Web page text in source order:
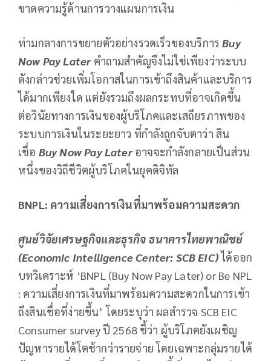
ขาดความรู้ด้านการวางแผนการเงิน
ท่ามกลางการขยายตัวอย่างรวดเร็วของบริการ Buy
Now Pay Laterคำถามสำคัญจึงไม่ใช่เพียงว่าระบบ
ดังกล่าวช่วยเพิ่มโอกาสในการเข้าถึงสินค้าและบริการ
ได้มากเพียงใด แต่ยังรวมถึงผลกระทบที่อาจเกิดขึ้น
ต่อวินัยทางการเงินของผู้บริโภคและเสถียรภาพของ
ระบบการเงินในระยะยาว ที่กำลังถูกจับตาว่า สิน
เชื่อ Buy Now Pay Laterอาจจะกำลังกลายเป็นส่วน
หนึ่งของวิถีชีวิตผู้บริโภคในยุคดิจิทัล
BNPL: ความเสี่ยงการเงินที่มาพร้อมความสะดวก
ศูนย์วิจัยเศรษฐกิจและธุรกิจ ธนาคารไทยพาณิชย์
(Economic Intelligence Center: SCB EIC)ได้ออก
บทวิเคราะห์ ‘BNPL (Buy Now Pay Later) or Be NPL
: ความเสี่ยงการเงินที่มาพร้อมความสะดวกในการเข้า
ถึงสินเชื่อที่ง่ายขึ้น’ โดยระบุว่า ผลสำรวจ SCB EIC
Consumer survey ปี 2568 ชี้ว่า ผู้บริโภคยังเผชิญ
ปัญหารายได้โตช้ากว่ารายจ่าย โดยเฉพาะกลุ่มรายได้